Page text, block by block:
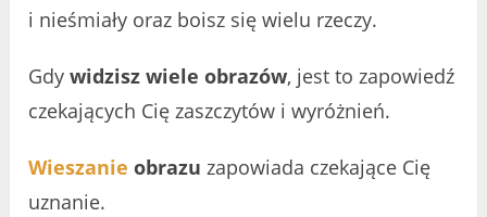
i nieśmiały oraz boisz się wielu rzeczy.
Gdywidzisz wiele obrazów, jest to zapowiedź
czekających Cię zaszczytów i wyróżnień.
Wieszanie obrazu zapowiada czekające Cię
uznanie.